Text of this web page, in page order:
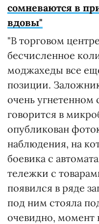
сомневаются в
вдовы"
"В торговом
бесчисленное
моджахеды все
позиции.
очень
говорится в
опубликован
наблюдения, на
боевика с
тележки с
появился в ряде
под ним стояла
очевидно, момент